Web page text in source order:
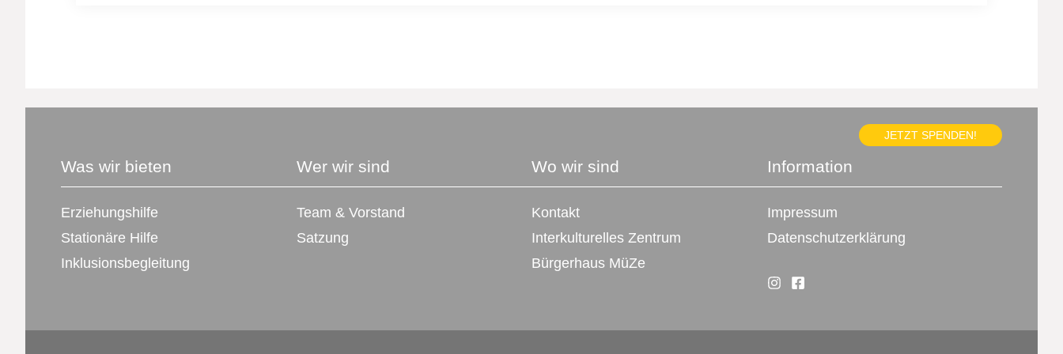
JETZT SPENDEN!
Was wir bieten
Erziehungshilfe
Stationäre Hilfe
Inklusionsbegleitung
Wer wir sind
Team & Vorstand
Satzung
Wo wir sind
Kontakt
Interkulturelles Zentrum
Bürgerhaus MüZe
Information
Impressum
Datenschutzerklärung